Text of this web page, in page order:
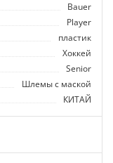
Bauer
Player
пластик
Хоккей
Senior
Шлемы с маской
КИТАЙ